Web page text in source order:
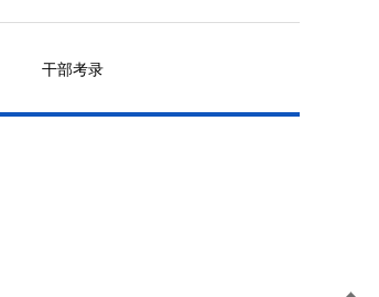
干部考录